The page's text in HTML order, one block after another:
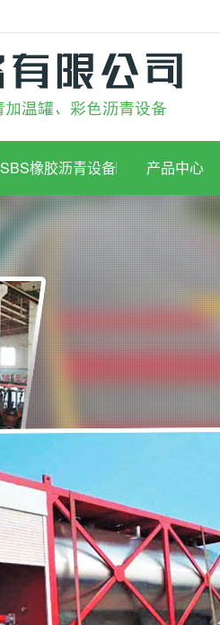
SBS橡胶沥青设备 产品中心